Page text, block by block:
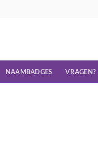
NAAMBADGES VRAGEN?